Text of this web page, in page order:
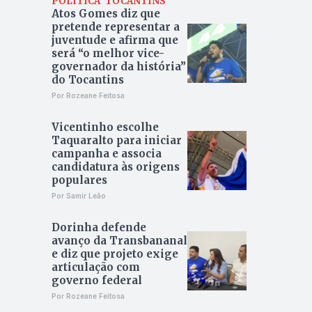
Atos Gomes diz que
pretende representar a
juventude e afirma que
será “o melhor vice-
governador da história”
do Tocantins
Por Rozeane Feitosa
Vicentinho escolhe
Taquaralto para iniciar
campanha e associa
candidatura às origens
populares
Por Samir Leão
Dorinha defende
avanço da Transbananal
e diz que projeto exige
articulação com
governo federal
Por Rozeane Feitosa